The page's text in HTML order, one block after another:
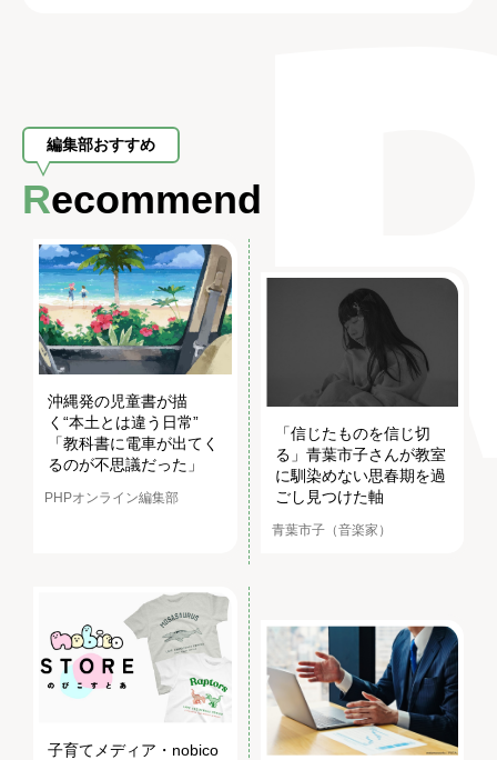
編集部おすすめ
Recommend
沖縄発の児童書が描
く“本土とは違う日常”
「教科書に電車が出てく
るのが不思議だった」
PHPオンライン編集部
「信じたものを信じ切
る」青葉市子さんが教室
に馴染めない思春期を過
ごし見つけた軸
青葉市子（音楽家）
子育てメディア・nobico